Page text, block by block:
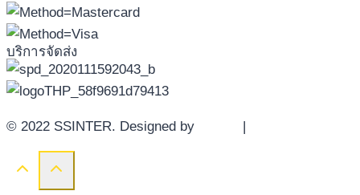
บริการจัดส่ง
© 2022 SSINTER. Designed by |